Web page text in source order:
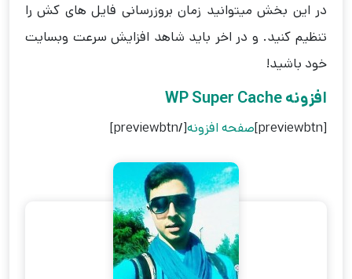
در این بخش میتوانید زمان بروزرسانی فایل های کش را
تنظیم کنید. و در اخر باید شاهد افزایش سرعت وبسایت
خود باشید!
افزونه WP Super Cache
[previewbtn] صفحه افزونه[/previewbtn]